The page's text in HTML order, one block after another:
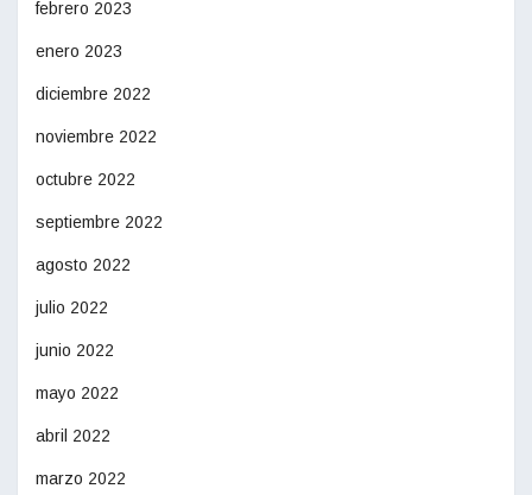
febrero 2023
enero 2023
diciembre 2022
noviembre 2022
octubre 2022
septiembre 2022
agosto 2022
julio 2022
junio 2022
mayo 2022
abril 2022
marzo 2022